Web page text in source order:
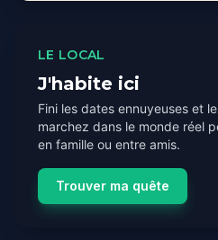
LE LOCAL
J'habite ici
Fini les dates ennuyeuses et
marchez dans le monde réel
en famille ou entre amis.
Trouver ma quête